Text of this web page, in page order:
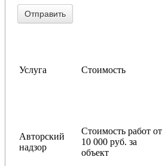
Услуга Стоимость
Авторский
надзор
Стоимость работ от
10 000 руб. за
объект